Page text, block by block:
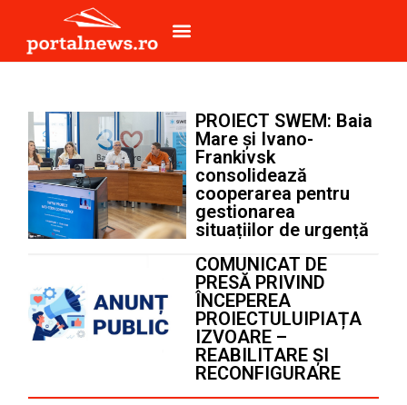
PROIECT SWEM: Baia
Mare și Ivano-
Frankivsk
consolidează
cooperarea pentru
gestionarea
situațiilor de urgență
COMUNICAT DE
PRESĂ PRIVIND
ÎNCEPEREA
PROIECTULUIPIAȚA
IZVOARE –
REABILITARE ȘI
RECONFIGURARE